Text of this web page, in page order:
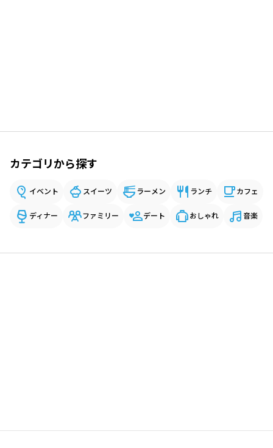
カテゴリから探す
イベント スイーツ ラーメン ランチ カフェ
ディナー ファミリー デート おしゃれ 音楽